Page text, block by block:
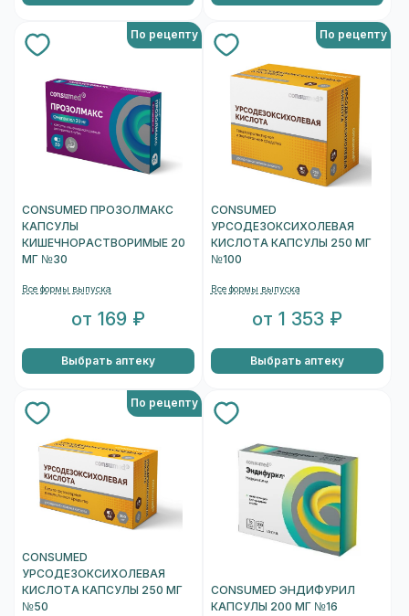
По рецепту
CONSUMED ПРОЗОЛМАКС
КАПСУЛЫ
КИШЕЧНОРАСТВОРИМЫЕ 20
МГ №30
Все формы выпуска
от 169 ₽
Выбрать аптеку
По рецепту
CONSUMED
УРСОДЕЗОКСИХОЛЕВАЯ
КИСЛОТА КАПСУЛЫ 250 МГ
№100
Все формы выпуска
от 1 353 ₽
Выбрать аптеку
По рецепту
CONSUMED
УРСОДЕЗОКСИХОЛЕВАЯ
КИСЛОТА КАПСУЛЫ 250 МГ
№50
CONSUMED ЭНДИФУРИЛ
КАПСУЛЫ 200 МГ №16